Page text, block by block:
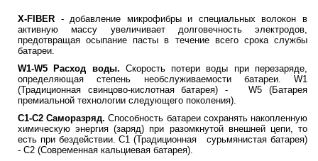
X-FIBER - добавление микрофибры и специальных волокон в
активную массу увеличивает долговечность электродов,
предотвращая осыпание пасты в течение всего срока службы
батареи.
W1-W5 Расход воды. Скорость потери воды при перезаряде,
определяющая степень необслуживаемости батареи. W1
(Традиционная свинцово-кислотная батарея) - W5 (Батарея
премиальной технологии следующего поколения).
С1-С2 Саморазряд.Способность батареи сохранять накопленную
химическую энергия (заряд) при разомкнутой внешней цепи, то
есть при бездействии. С1 (Традиционная сурьмянистая батарея)
- С2 (Современная кальциевая батарея).